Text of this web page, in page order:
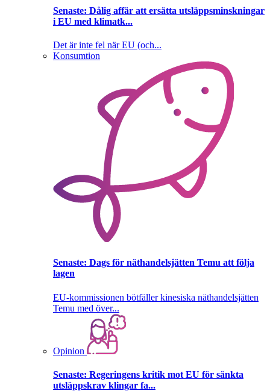
Senaste: Dålig affär att ersätta utsläppsminskningar
i EU med klimatk...
Det är inte fel när EU (och...
Konsumtion
Senaste: Dags för näthandelsjätten Temu att följa
lagen
EU-kommissionen bötfäller kinesiska näthandelsjätten
Temu med över...
Opinion
Senaste: Regeringens kritik mot EU för sänkta
utsläppskrav klingar fa...